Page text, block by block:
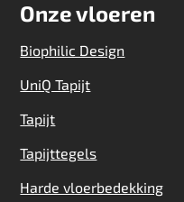
Onze vloeren
Biophilic Design
UniQ Tapijt
Tapijt
Tapijttegels
Harde vloerbedekking